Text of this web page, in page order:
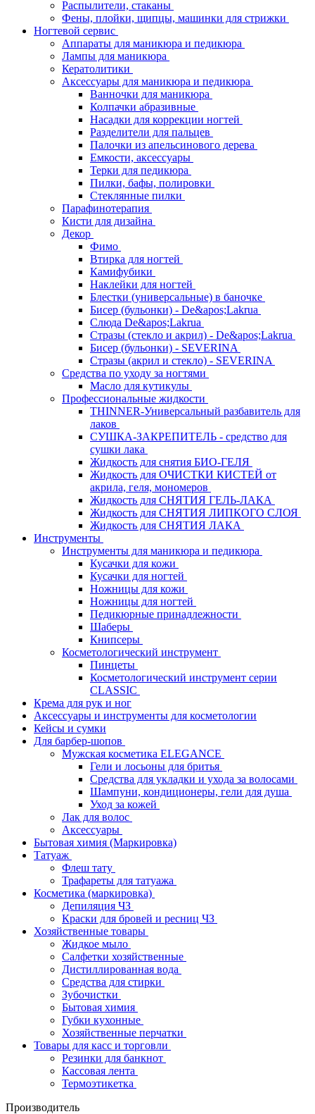
Распылители, стаканы
Фены, плойки, щипцы, машинки для стрижки
Ногтевой сервис
Аппараты для маникюра и педикюра
Лампы для маникюра
Кератолитики
Аксессуары для маникюра и педикюра
Ванночки для маникюра
Колпачки абразивные
Насадки для коррекции ногтей
Разделители для пальцев
Палочки из апельсинового дерева
Емкости, аксессуары
Терки для педикюра
Пилки, бафы, полировки
Стеклянные пилки
Парафинотерапия
Кисти для дизайна
Декор
Фимо
Втирка для ногтей
Камифубики
Наклейки для ногтей
Блестки (универсальные) в баночке
Бисер (бульонки) - De&apos;Lakrua
Слюда De&apos;Lakrua
Стразы (стекло и акрил) - De&apos;Lakrua
Бисер (бульонки) - SEVERINA
Стразы (акрил и стекло) - SEVERINA
Средства по уходу за ногтями
Масло для кутикулы
Профессиональные жидкости
THINNER-Универсальный разбавитель для
лаков
СУШКА-ЗАКРЕПИТЕЛЬ - средство для
сушки лака
Жидкость для снятия БИО-ГЕЛЯ
Жидкость для ОЧИСТКИ КИСТЕЙ от
акрила, геля, мономеров
Жидкость для СНЯТИЯ ГЕЛЬ-ЛАКА
Жидкость для СНЯТИЯ ЛИПКОГО СЛОЯ
Жидкость для СНЯТИЯ ЛАКА
Инструменты
Инструменты для маникюра и педикюра
Кусачки для кожи
Кусачки для ногтей
Ножницы для кожи
Ножницы для ногтей
Педикюрные принадлежности
Шаберы
Книпсеры
Косметологический инструмент
Пинцеты
Косметологический инструмент серии
CLASSIC
Крема для рук и ног
Аксессуары и инструменты для косметологии
Кейсы и сумки
Для барбер-шопов
Мужская косметика ELEGANCE
Гели и лосьоны для бритья
Средства для укладки и ухода за волосами
Шампуни, кондиционеры, гели для душа
Уход за кожей
Лак для волос
Аксессуары
Бытовая химия (Маркировка)
Татуаж
Флеш тату
Трафареты для татуажа
Косметика (маркировка)
Депиляция ЧЗ
Краски для бровей и ресниц ЧЗ
Хозяйственные товары
Жидкое мыло
Салфетки хозяйственные
Дистиллированная вода
Средства для стирки
Зубочистки
Бытовая химия
Губки кухонные
Хозяйственные перчатки
Товары для касс и торговли
Резинки для банкнот
Кассовая лента
Термоэтикетка
Производитель